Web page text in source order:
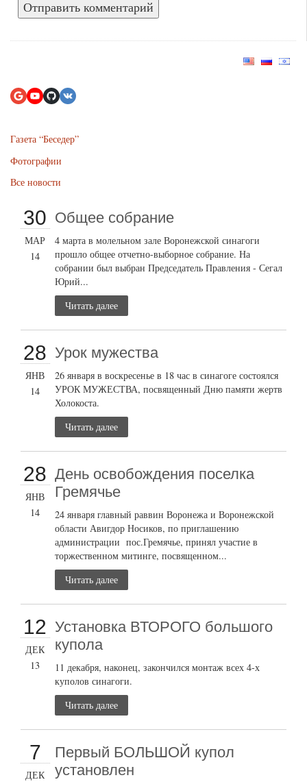
Газета “Беседер”
Фотографии
Все новости
30
МАР
14
Общее собрание
4 марта в молельном зале Воронежской синагоги
прошло общее отчетно-выборное собрание. На
собрании был выбран Председатель Правления - Сегал
Юрий...
Читать далее
28
ЯНВ
14
Урок мужества
26 января в воскресенье в 18 час в синагоге состоялся
УРОК МУЖЕСТВА, посвященный Дню памяти жертв
Холокоста.
Читать далее
28
ЯНВ
14
День освобождения поселка
Гремячье
24 января главный раввин Воронежа и Воронежской
области Авигдор Носиков, по приглашению
администрации пос.Гремячье, принял участие в
торжественном митинге, посвященном...
Читать далее
12
ДЕК
13
Установка ВТОРОГО большого
купола
11 декабря, наконец, закончился монтаж всех 4-х
куполов синагоги.
Читать далее
7
ДЕК
Первый БОЛЬШОЙ купол
установлен